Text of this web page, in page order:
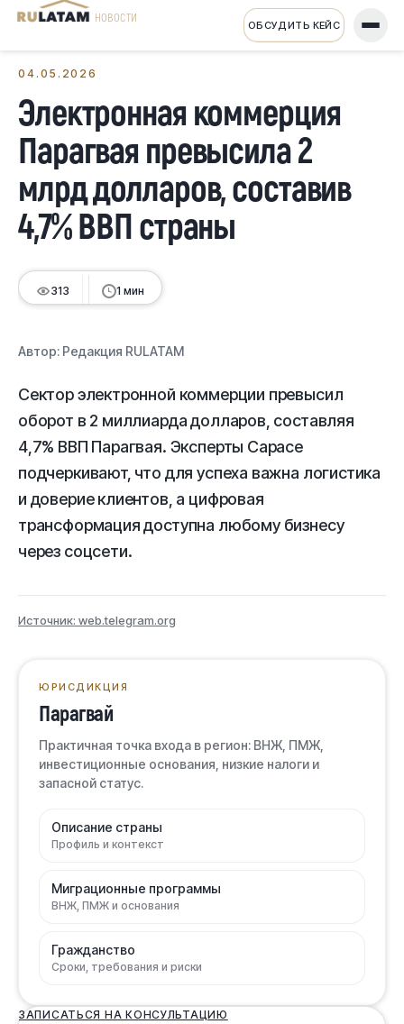
НОВОСТИ ОБСУДИТЬ КЕЙС
04.05.2026
Электронная коммерция
Парагвая превысила 2
млрд долларов, составив
4,7% ВВП страны
313 1 мин
Автор: Редакция RULATAM
Сектор электронной коммерции превысил
оборот в 2 миллиарда долларов, составляя
4,7% ВВП Парагвая. Эксперты Capace
подчеркивают, что для успеха важна логистика
и доверие клиентов, а цифровая
трансформация доступна любому бизнесу
через соцсети.
Источник: web.telegram.org
ЮРИСДИКЦИЯ
Парагвай
Практичная точка входа в регион: ВНЖ, ПМЖ,
инвестиционные основания, низкие налоги и
запасной статус.
Описание страны
Профиль и контекст
Миграционные программы
ВНЖ, ПМЖ и основания
Гражданство
Сроки, требования и риски
ЗАПИСАТЬСЯ НА КОНСУЛЬТАЦИЮ